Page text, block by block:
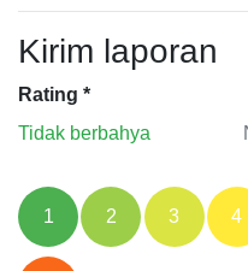
Kirim laporan
Rating *
Tidak berbahya
1 2 3 4